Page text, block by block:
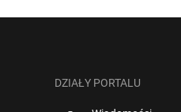
DZIAŁY PORTALU